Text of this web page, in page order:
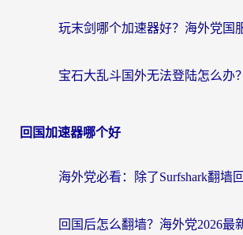
回国加速器哪个好